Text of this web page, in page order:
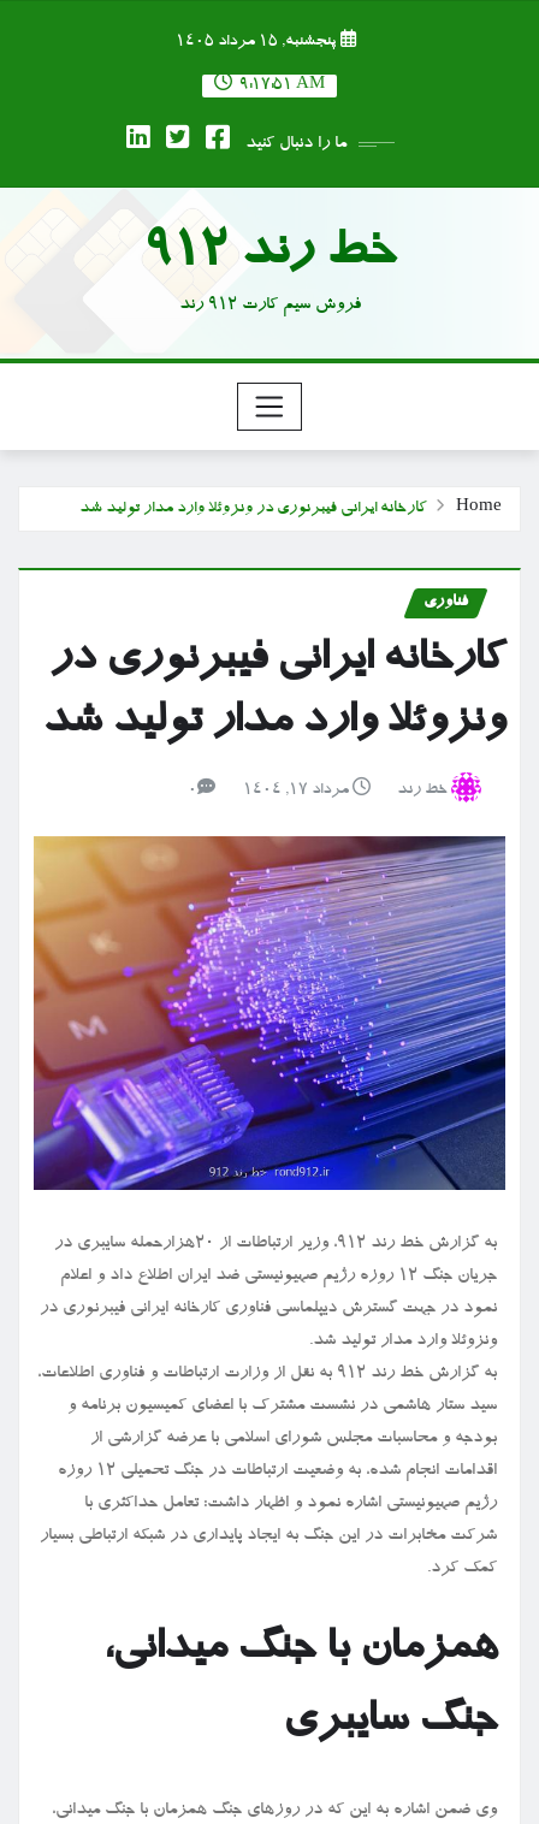
پنجشنبه, ۱۵ مرداد ۱۴۰۵
9:17:52 AM
ما را دنبال کنید
خط رند 912
فروش سیم کارت 912 رند
Home کارخانه ایرانی فیبرنوری در ونزوئلا وارد مدار تولید شد
فناوری
کارخانه ایرانی فیبرنوری در
ونزوئلا وارد مدار تولید شد
خط رند مرداد ۱۷, ۱۴۰۴ 0
به گزارش خط رند ۹۱۲، وزیر ارتباطات از ۲۰هزارحمله سایبری در
جریان جنگ ۱۲ روزه رژیم صهیونیستی ضد ایران اطلاع داد و اعلام
نمود در جهت گسترش دیپلماسی فناوری کارخانه ایرانی فیبرنوری در
ونزوئلا وارد مدار تولید شد.
به گزارش خط رند ۹۱۲ به نقل از وزارت ارتباطات و فناوری اطلاعات،
سید ستار هاشمی در نشست مشترک با اعضای کمیسیون برنامه و
بودجه و محاسبات مجلس شورای اسلامی با عرضه گزارشی از
اقدامات انجام شده، به وضعیت ارتباطات در جنگ تحمیلی ۱۲ روزه
رژیم صهیونیستی اشاره نمود و اظهار داشت: تعامل حداکثری با
شرکت مخابرات در این جنگ به ایجاد پایداری در شبکه ارتباطی بسیار
کمک کرد.
همزمان با جنگ میدانی،
جنگ سایبری
وی ضمن اشاره به این که در روزهای جنگ همزمان با جنگ میدانی،